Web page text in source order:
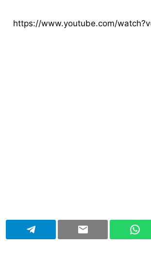
https://www.youtube.com/